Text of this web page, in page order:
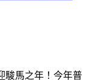
駿馬之年！今年普